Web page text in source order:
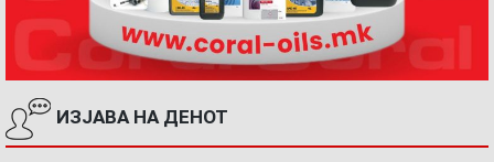
ИЗЈАВА НА ДЕНОТ